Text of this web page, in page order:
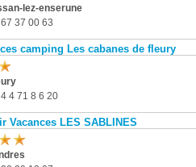
lez-enserune
37 00 63
camping Les cabanes de fleury
4 71 8 6 20
Vacances LES SABLINES